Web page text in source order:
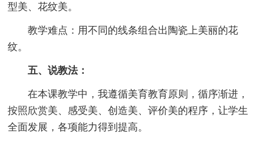
型美、花纹美。
教学难点：用不同的线条组合出陶瓷上美丽的花
纹。
五、说教法：
在本课教学中，我遵循美育教育原则，循序渐进，
按照欣赏美、感受美、创造美、评价美的程序，让学生
全面发展，各项能力得到提高。